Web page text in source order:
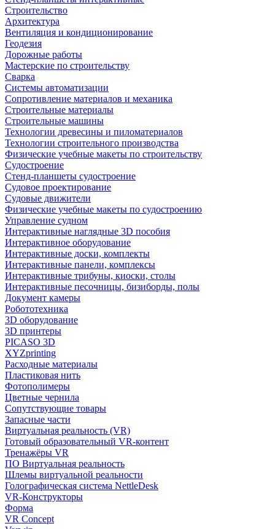
Строительство
Архитектура
Вентиляция и кондиционирование
Геодезия
Дорожные работы
Мастерские по строительству
Сварка
Системы автоматизации
Сопротивление материалов и механика
Строительные материалы
Строительные машины
Технологии древесины и пиломатериалов
Технологии строительного производства
Физические учебные макеты по строительству
Судостроение
Стенд-планшеты судостроение
Судовое проектирование
Судовые движители
Физические учебные макеты по судостроению
Управление судном
Интерактивные наглядные 3D пособия
Интерактивное оборудование
Интерактивные доски, комплекты
Интерактивные панели, комплексы
Интерактивные трибуны, киоски, столы
Интерактивные песочницы, бизиборды, полы
Документ камеры
Робототехника
3D оборудование
3D принтеры
PICASO 3D
XYZprinting
Расходные материалы
Пластиковая нить
Фотополимеры
Цветные чернила
Сопутствующие товары
Запасные части
Виртуальная реальность (VR)
Готовый образовательный VR-контент
Тренажёры VR
ПО Виртуальная реальность
Шлемы виртуальной реальности
Голографическая система NettleDesk
VR-Конструкторы
Форма
VR Concept